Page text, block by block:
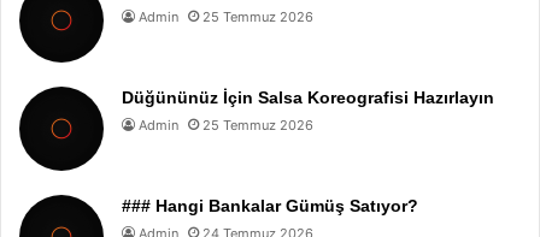
Admin 25 Temmuz 2026
Düğününüz İçin Salsa Koreografisi Hazırlayın
Admin 25 Temmuz 2026
### Hangi Bankalar Gümüş Satıyor?
Admin 24 Temmuz 2026